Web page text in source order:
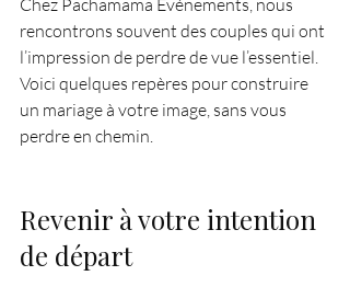
Chez Pachamama Evénements, nous
rencontrons souvent des couples qui ont
l’impression de perdre de vue l’essentiel.
Voici quelques repères pour construire
un mariage à votre image, sans vous
perdre en chemin.
Revenir à votre intention
de départ